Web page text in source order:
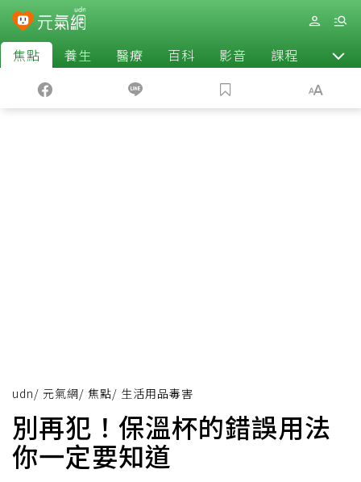
焦點 養生 醫療 百科 影音 課程 退休
udn/ 元氣網/ 焦點/ 生活用品毒害
別再犯！保溫杯的錯誤用法
你一定要知道